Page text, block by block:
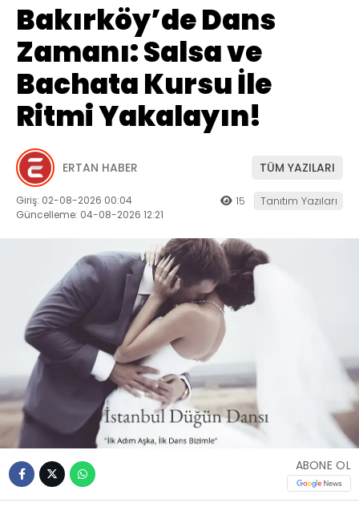
Bakırköy’de Dans
Zamanı: Salsa ve
Bachata Kursu İle
Ritmi Yakalayın!
ERTAN HABER TÜM YAZILARI
Giriş: 02-08-2026 00:04
Güncelleme: 04-08-2026 12:21
15 Tanıtım Yazıları
ABONE OL